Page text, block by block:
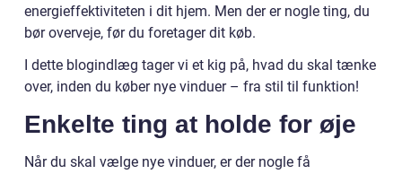
energieffektiviteten i dit hjem. Men der er nogle ting, du
bør overveje, før du foretager dit køb.
I dette blogindlæg tager vi et kig på, hvad du skal tænke
over, inden du køber nye vinduer – fra stil til funktion!
Enkelte ting at holde for øje
Når du skal vælge nye vinduer, er der nogle få